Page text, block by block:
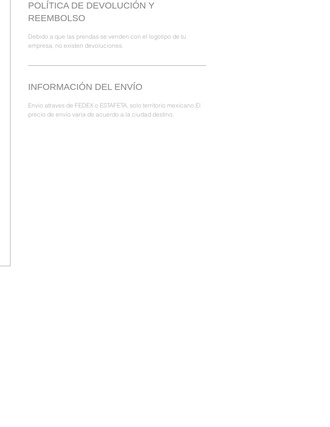
POLÍTICA DE DEVOLUCIÓN Y
REEMBOLSO
Debido a que las prendas se venden con el logotipo de tu
empresa, no existen devoluciones.
INFORMACIÓN DEL ENVÍO
Envio atraves de FEDEX o ESTAFETA, solo territorio mexicano.El
precio de envio varia de acuerdo a la ciudad destino.